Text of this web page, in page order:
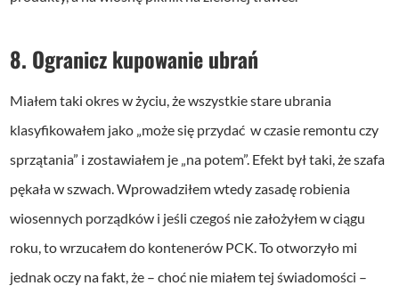
8. Ogranicz kupowanie ubrań
Miałem taki okres w życiu, że wszystkie stare ubrania
klasyfikowałem jako „może się przydać w czasie remontu czy
sprzątania” i zostawiałem je „na potem”. Efekt był taki, że szafa
pękała w szwach. Wprowadziłem wtedy zasadę robienia
wiosennych porządków i jeśli czegoś nie założyłem w ciągu
roku, to wrzucałem do kontenerów PCK. To otworzyło mi
jednak oczy na fakt, że – choć nie miałem tej świadomości –